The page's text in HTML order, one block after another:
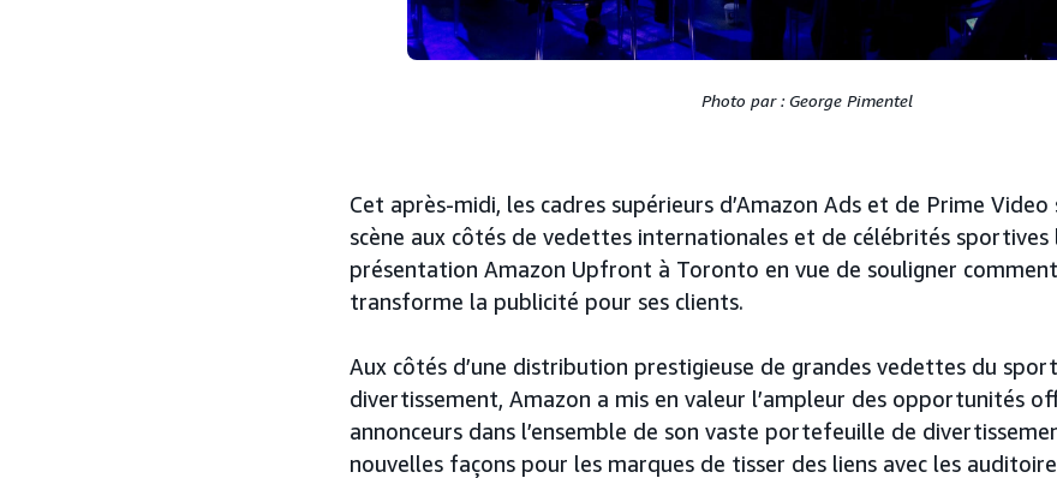
Photo par : George Pimentel
Cet après-midi, les cadres supérieurs d’Amazon Ads et de Prime
scène aux côtés de vedettes internationales et de célébrités sportives
présentation Amazon Upfront à Toronto en vue de souligner
transforme la publicité pour ses clients.
Aux côtés d’une distribution prestigieuse de grandes vedettes du
divertissement, Amazon a mis en valeur l’ampleur des opportunités
annonceurs dans l’ensemble de son vaste portefeuille de
nouvelles façons pour les marques de tisser des liens avec les